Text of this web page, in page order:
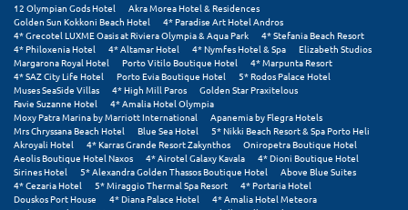
Παραλία Κατερίνης
Παραλία Λιτοχώρου
Παράλιο Άστρος
Πάργα
Παρνασσός
Πάρος
12 Olympian Gods Hotel
Akra Morea Hotel & Residences
Golden Sun Kokkoni Beach Hotel
4* Paradise Art Hotel Andros
4* Grecotel LUXME Oasis at Riviera Olympia & Aqua Park
4* Stefania Beach Resort
4* Philoxenia Hotel
4* Altamar Hotel 4* Nymfes Hotel & Spa
Elizabeth Studios
Margarona Royal Hotel
Porto Vitilo Boutique Hotel
4* Marpunta Resort
4* SAZ City Life Hotel
Porto Evia Boutique Hotel
5* Rodos Palace Hotel
Muses SeaSide Villas
4* High Mill Paros
Golden Star Praxitelous
Favie Suzanne Hotel
4* Amalia Hotel Olympia
Moxy Patra Marina by Marriott International
Apanemia by Flegra Hotels
Mrs Chryssana Beach Hotel
Blue Sea Hotel
5* Nikki Beach Resort & Spa Porto Heli
Akroyali Hotel
4* Karras Grande Resort Zakynthos
Oniropetra Boutique Hotel
Aeolis Boutique Hotel Naxos
4* Airotel Galaxy Kavala
4* Dioni Boutique Hotel
Sirines Hotel
5* Alexandra Golden Thassos Boutique Hotel
Above Blue Suites
4* Cezaria Hotel
5* Miraggio Thermal Spa Resort
4* Portaria Hotel
Douskos Port House
4* Diana Palace Hotel
4* Amalia Hotel Meteora